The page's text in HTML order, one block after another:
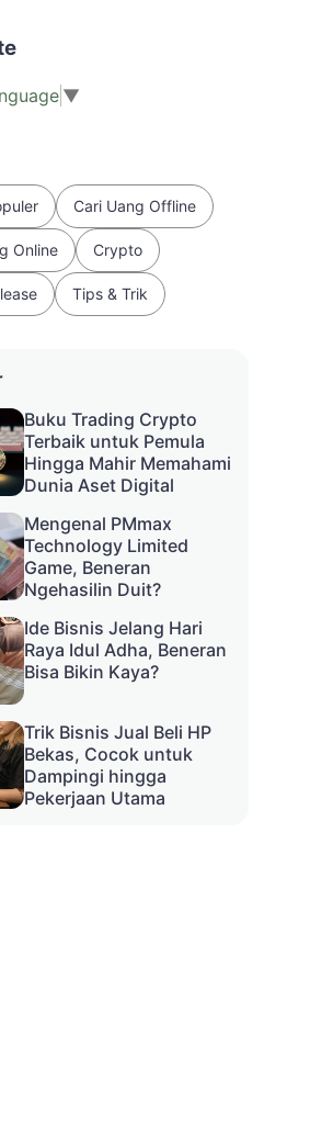
▼
Cari Uang Offline
Online Crypto
Tips & Trik
Buku Trading Crypto
Terbaik untuk Pemula
Hingga Mahir Memahami
Dunia Aset Digital
Mengenal PMmax
Technology Limited
Game, Beneran
Ngehasilin Duit?
Ide Bisnis Jelang Hari
Raya Idul Adha, Beneran
Bisa Bikin Kaya?
Trik Bisnis Jual Beli HP
Bekas, Cocok untuk
Dampingi hingga
Pekerjaan Utama